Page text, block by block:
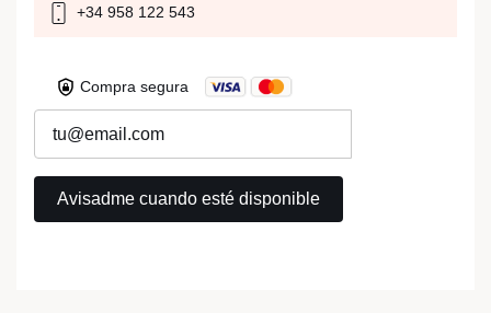
+34 958 122 543
Compra segura